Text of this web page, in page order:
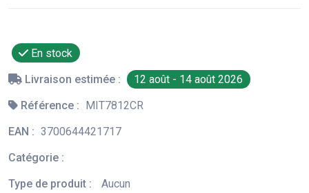
En stock
Livraison estimée :
12 août - 14 août 2026
Référence : MIT7812CR
EAN : 3700644421717
Catégorie :
Type de produit :
Aucun